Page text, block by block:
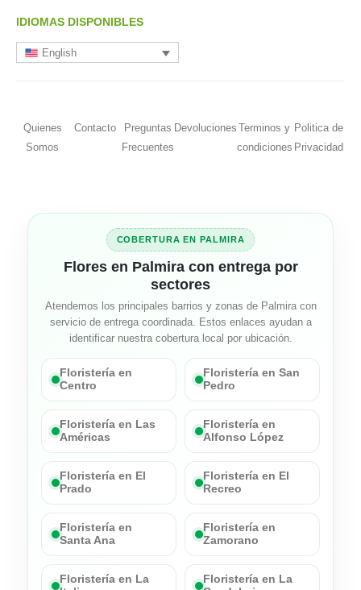
IDIOMAS DISPONIBLES
English
Quienes
Somos
Contacto
Preguntas
Frecuentes
Devoluciones Terminos y
condiciones
Politica de
Privacidad
COBERTURA EN PALMIRA
Flores en Palmira con entrega por
sectores
Atendemos los principales barrios y zonas de Palmira con
servicio de entrega coordinada. Estos enlaces ayudan a
identificar nuestra cobertura local por ubicación.
Floristería en
Centro
Floristería en San
Pedro
Floristería en Las
Américas
Floristería en
Alfonso López
Floristería en El
Prado
Floristería en El
Recreo
Floristería en
Santa Ana
Floristería en
Zamorano
Floristería en La
Floristería en La